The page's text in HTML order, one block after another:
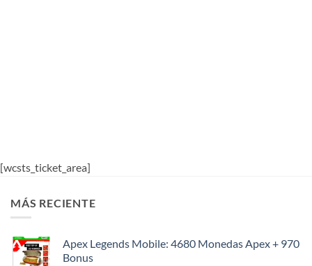
[wcsts_ticket_area]
MÁS RECIENTE
Apex Legends Mobile: 4680 Monedas Apex + 970
Bonus